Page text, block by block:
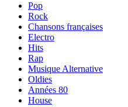
Pop
Rock
Chansons françaises
Electro
Hits
Rap
Musique Alternative
Oldies
Années 80
House